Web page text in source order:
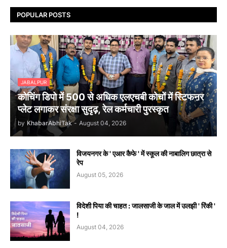
POPULAR POSTS
JABALPUR
कोचिंग डिपो में 500 से अधिक एलएचबी कोचों में स्टिफऩर
प्लेट लगाकर संरक्षा सुदृढ़, रेल कर्मचारी पुरस्कृत
by KhabarAbhiTak - August 04, 2026
विजयनगर के ' एआर कैफे ' में स्कूल की नाबालिग छात्रा से
रेप
August 05, 2026
विदेशी पिया की चाहत : जालसाजी के जाल में उलझी ' रिंकी '
!
August 04, 2026